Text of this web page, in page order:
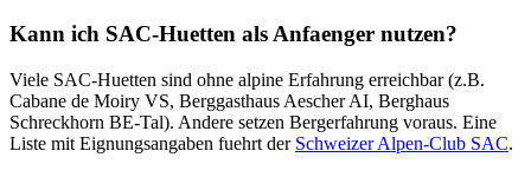
Kann ich SAC-Huetten als Anfaenger nutzen?
Viele SAC-Huetten sind ohne alpine Erfahrung erreichbar (z.B.
Cabane de Moiry VS, Berggasthaus Aescher AI, Berghaus
Schreckhorn BE-Tal). Andere setzen Bergerfahrung voraus. Eine
Liste mit Eignungsangaben fuehrt der Schweizer Alpen-Club SAC.